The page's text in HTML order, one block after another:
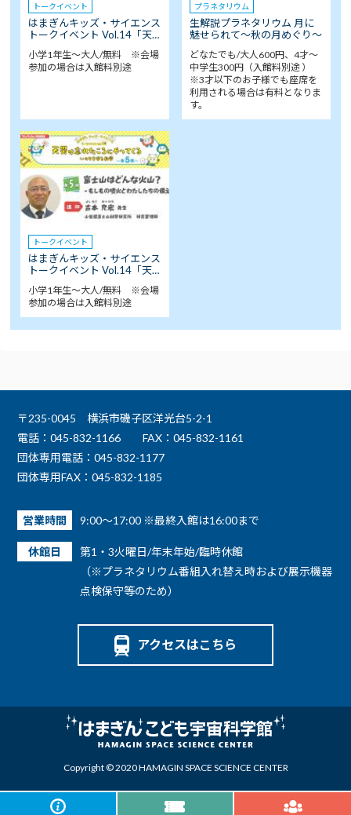
トークイベント
はまぎんキッズ・サイエンス
トークイベント Vol.14「天…
小学1年生～大人/無料 ※会場
参加の場合は入館料別途
プラネタリウム
生解説プラネタリウム 月に
魅せられて～秋の月めぐり～
どなたでも/大人600円、4才～
中学生300円（入館料別途 ）
※3才以下のお子様でも座席を
利用される場合は有料となりま
す。
トークイベント
はまぎんキッズ・サイエンス
トークイベント Vol.14「天…
小学1年生～大人/無料 ※会場
参加の場合は入館料別途
〒235-0045 横浜市磯子区洋光台5-2-1
電話：045-832-1166
FAX：045-832-1161
団体専用電話：045-832-1177
団体専用FAX：045-832-1185
営業時間 9:00～17:00 ※最終入館は16:00まで
休館日
第1・3火曜日/年末年始/臨時休館
（※プラネタリウム番組入れ替え時および展示機器
点検保守等のため）
アクセスはこちら
Copyright © 2020 HAMAGIN SPACE SCIENCE CENTER